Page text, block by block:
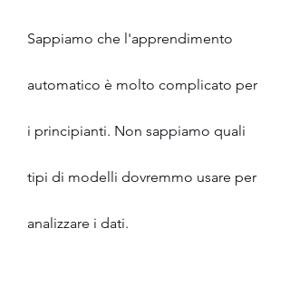
Sappiamo che l'apprendimento
automatico è molto complicato per
i principianti. Non sappiamo quali
tipi di modelli dovremmo usare per
analizzare i dati.